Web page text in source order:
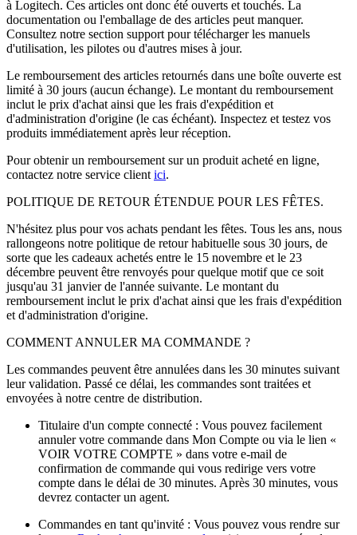
à Logitech. Ces articles ont donc été ouverts et touchés. La
documentation ou l'emballage de des articles peut manquer.
Consultez notre section support pour télécharger les manuels
d'utilisation, les pilotes ou d'autres mises à jour.
Le remboursement des articles retournés dans une boîte ouverte est
limité à 30 jours (aucun échange). Le montant du remboursement
inclut le prix d'achat ainsi que les frais d'expédition et
d'administration d'origine (le cas échéant). Inspectez et testez vos
produits immédiatement après leur réception.
Pour obtenir un remboursement sur un produit acheté en ligne,
contactez notre service client ici.
POLITIQUE DE RETOUR ÉTENDUE POUR LES FÊTES.
N'hésitez plus pour vos achats pendant les fêtes. Tous les ans, nous
rallongeons notre politique de retour habituelle sous 30 jours, de
sorte que les cadeaux achetés entre le 15 novembre et le 23
décembre peuvent être renvoyés pour quelque motif que ce soit
jusqu'au 31 janvier de l'année suivante. Le montant du
remboursement inclut le prix d'achat ainsi que les frais d'expédition
et d'administration d'origine.
COMMENT ANNULER MA COMMANDE ?
Les commandes peuvent être annulées dans les 30 minutes suivant
leur validation. Passé ce délai, les commandes sont traitées et
envoyées à notre centre de distribution.
Titulaire d'un compte connecté : Vous pouvez facilement
annuler votre commande dans Mon Compte ou via le lien «
VOIR VOTRE COMPTE » dans votre e-mail de
confirmation de commande qui vous redirige vers votre
compte dans le délai de 30 minutes. Après 30 minutes, vous
devrez contacter un agent.
Commandes en tant qu'invité : Vous pouvez vous rendre sur